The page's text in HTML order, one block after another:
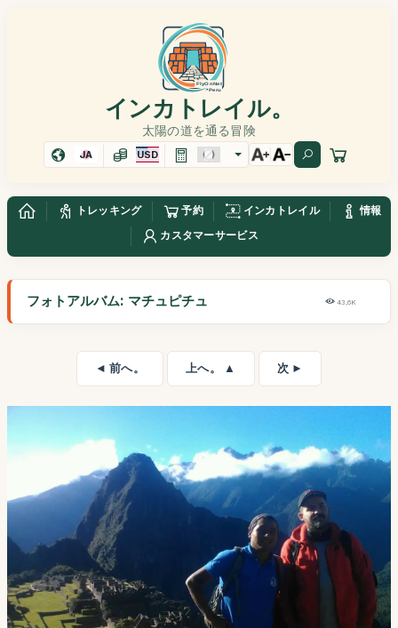
インカトレイル。
太陽の道を通る冒険
JA USD
トレッキング 予約 インカトレイル
情報
カスタマーサービス
フォトアルバム: マチュピチュ 43,6K
◄ 前へ。 上へ。 ▲ 次 ►